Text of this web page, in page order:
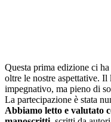
Questa prima edizione ci
oltre le nostre aspettative.
impegnativo, ma pieno di
La partecipazione è stata
Abbiamo letto e valutato